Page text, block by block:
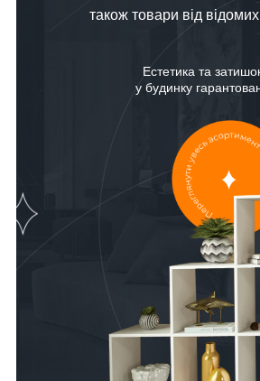
також товари від
Естетика та
у будинку